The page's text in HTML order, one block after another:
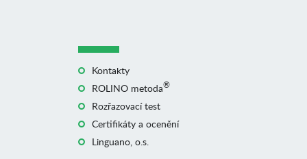
Kontakty
ROLINO metoda®
Rozřazovací test
Certifikáty a ocenění
Linguano, o.s.